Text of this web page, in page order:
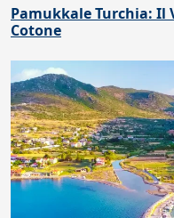
Pamukkale Turchia: Il
Cotone